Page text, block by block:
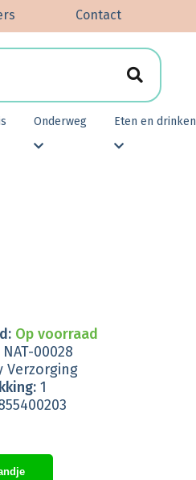
Contact
Onderweg Eten en drinken
Op voorraad
NAT-00028
Verzorging
1